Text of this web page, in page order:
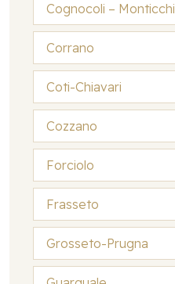
Cognocoli – Monticchi
Corrano
Coti-Chiavari
Cozzano
Forciolo
Frasseto
Grosseto-Prugna